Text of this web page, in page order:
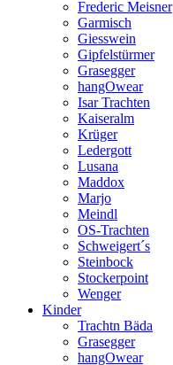
Frederic Meisner
Garmisch
Giesswein
Gipfelstürmer
Grasegger
hangOwear
Isar Trachten
Kaiseralm
Krüger
Ledergott
Lusana
Maddox
Marjo
Meindl
OS-Trachten
Schweigert´s
Steinbock
Stockerpoint
Wenger
Kinder
Trachtn Bäda
Grasegger
hangOwear